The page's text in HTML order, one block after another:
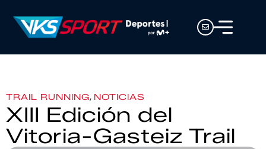
TRAIL RUNNING, NOTICIAS
XIII Edición del
Vitoria-Gasteiz Trail